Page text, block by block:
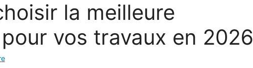
la meilleure
vos travaux en 2026